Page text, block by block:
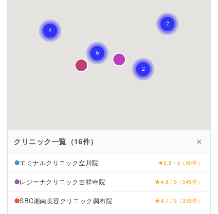
クリニック一覧（16件） ✕
エミナルクリニック立川院 ★3.8 / 5（60件）
レジーナクリニック吉祥寺院 ★4.6 / 5（545件）
SBC湘南美容クリニック調布院 ★4.7 / 5（335件）